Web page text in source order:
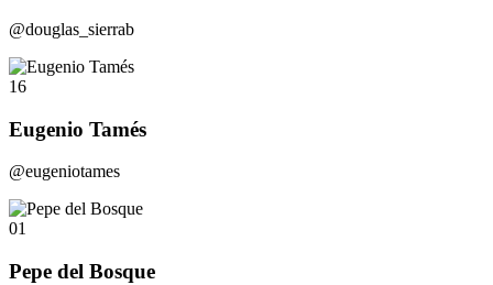
@douglas_sierrab
16
Eugenio Tamés
@eugeniotames
01
Pepe del Bosque